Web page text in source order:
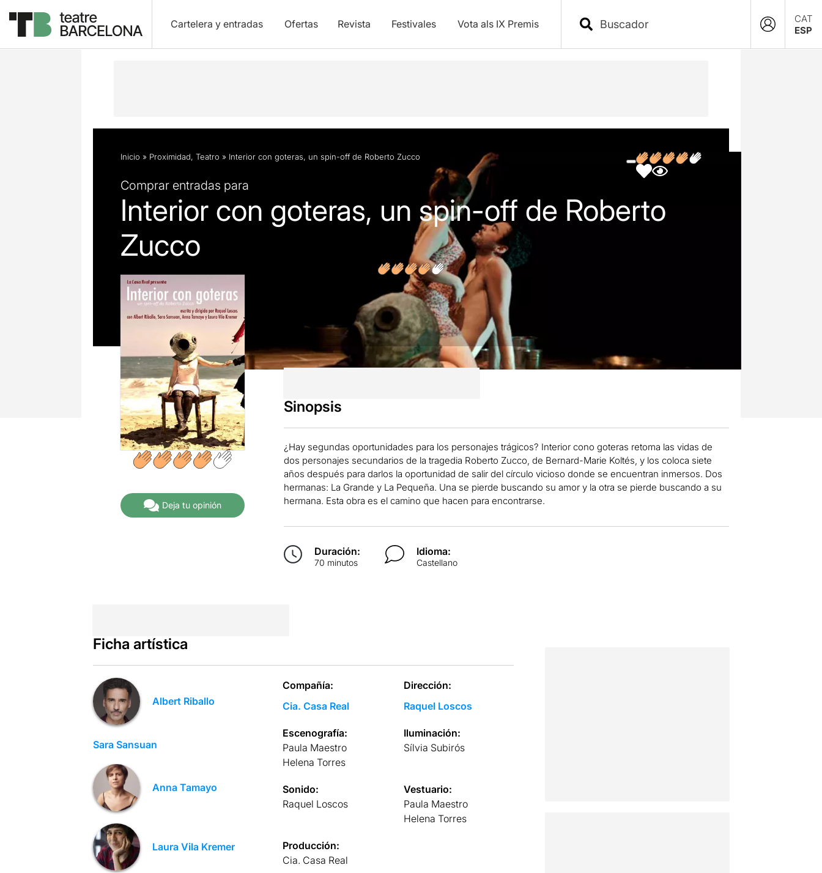
Cartelera y entradas Ofertas Revista Festivales Vota als IX Premis
CAT
ESP
Descripción Ficha artística Fotos y vídeos
Inicio » Proximidad, Teatro » Interior con goteras, un spin-off de Roberto Zucco
Comprar entradas para
Interior con goteras, un spin-off de Roberto
Zucco
Deja tu opinión
Sinopsis
¿Hay segundas oportunidades para los personajes trágicos? Interior cono goteras retoma las vidas de
dos personajes secundarios de la tragedia Roberto Zucco, de Bernard-Marie Koltés, y los coloca siete
años después para darlos la oportunidad de salir del círculo vicioso donde se encuentran inmersos. Dos
hermanas: La Grande y La Pequeña. Una se pierde buscando su amor y la otra se pierde buscando a su
hermana. Esta obra es el camino que hacen para encontrarse.
Duración:
70 minutos
Idioma:
Castellano
Ficha artística
Albert Riballo
Sara Sansuan
Anna Tamayo
Laura Vila Kremer
Compañía:
Cia. Casa Real
Dirección:
Raquel Loscos
Escenografía:
Paula Maestro
Helena Torres
Iluminación:
Sílvia Subirós
Sonido:
Raquel Loscos
Vestuario:
Paula Maestro
Helena Torres
Producción:
Cia. Casa Real